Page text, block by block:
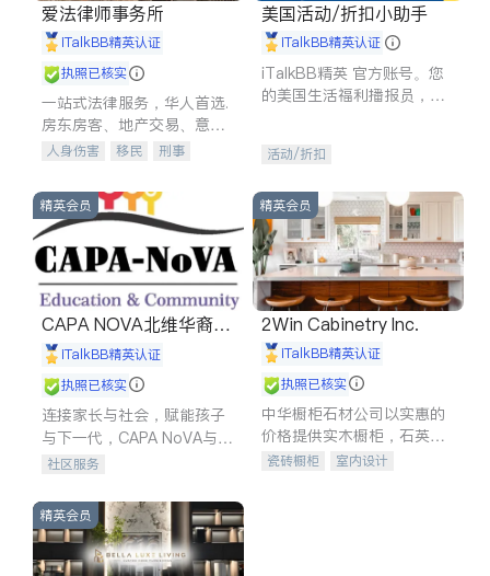
爱法律师事务所
iTalkBB精英认证
执照已核实
一站式法律服务，华人首选.
房东房客、地产交易、意外
伤害、车祸重伤、商业诉
建筑合同、刑事案件全包办
人身伤害 移民
刑事
信托/遗嘱
商业
索赔
律师-其它 保释
美国活动/折扣小助手
iTalkBB精英认证
iTalkBB精英 官方账号。您
的美国生活福利播报员，精
专属福利。
活动/折扣
精英会员
CAPA NOVA北维华裔家
长会iTalkBB精英认证
执照已核实
连接家长与社会，赋能孩子
与下一代，CAPA NoVA与您
携手建设包容、公平、充满
社区服务
精英会员
2Win Cabinetry Inc.
iTalkBB精英认证
执照已核实
中华橱柜石材公司以实惠的
价格提供实木橱柜，石英石
台面，多种优质不锈钢水
瓷砖橱柜
室内设计
精英会员